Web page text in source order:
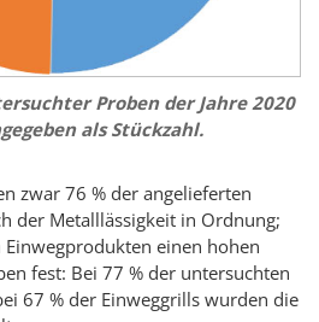
Proben der Jahre 2020
als Stückzahl.
zwar 76 % der angelieferten
der Metalllässigkeit in Ordnung;
einen hohen
fest: Bei 77 % der untersuchten
67 % der Einweggrills wurden die